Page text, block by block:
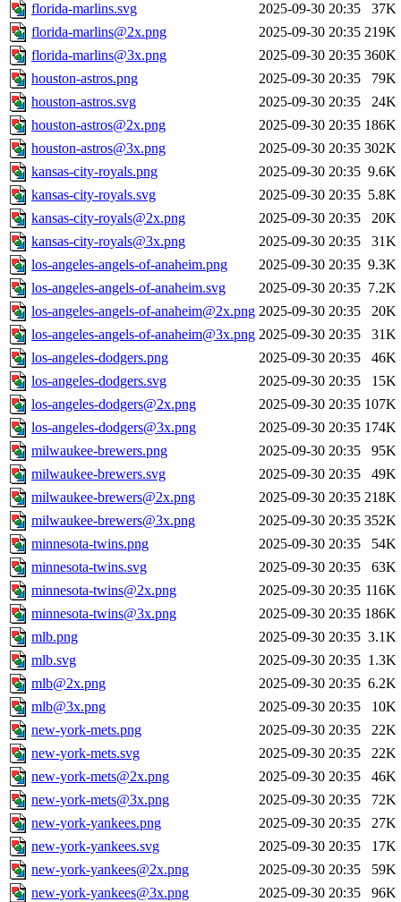
florida-marlins.svg
2025-09-30 20:35
37K
florida-marlins@2x.png
2025-09-30 20:35 219K
florida-marlins@3x.png
2025-09-30 20:35 360K
houston-astros.png
2025-09-30 20:35
79K
houston-astros.svg
2025-09-30 20:35
24K
houston-astros@2x.png
2025-09-30 20:35 186K
houston-astros@3x.png
2025-09-30 20:35 302K
kansas-city-royals.png
2025-09-30 20:35 9.6K
kansas-city-royals.svg
2025-09-30 20:35 5.8K
kansas-city-royals@2x.png
2025-09-30 20:35
20K
kansas-city-royals@3x.png
2025-09-30 20:35
31K
los-angeles-angels-of-anaheim.png
2025-09-30 20:35 9.3K
los-angeles-angels-of-anaheim.svg
2025-09-30 20:35 7.2K
los-angeles-angels-of-anaheim@2x.png 2025-09-30 20:35
20K
los-angeles-angels-of-anaheim@3x.png 2025-09-30 20:35
31K
los-angeles-dodgers.png
2025-09-30 20:35
46K
los-angeles-dodgers.svg
2025-09-30 20:35
15K
los-angeles-dodgers@2x.png
2025-09-30 20:35 107K
los-angeles-dodgers@3x.png
2025-09-30 20:35 174K
milwaukee-brewers.png
2025-09-30 20:35
95K
milwaukee-brewers.svg
2025-09-30 20:35
49K
milwaukee-brewers@2x.png
2025-09-30 20:35 218K
milwaukee-brewers@3x.png
2025-09-30 20:35 352K
minnesota-twins.png
2025-09-30 20:35
54K
minnesota-twins.svg
2025-09-30 20:35
63K
minnesota-twins@2x.png
2025-09-30 20:35 116K
minnesota-twins@3x.png
2025-09-30 20:35 186K
mlb.png
2025-09-30 20:35 3.1K
mlb.svg
2025-09-30 20:35 1.3K
mlb@2x.png
2025-09-30 20:35 6.2K
mlb@3x.png
2025-09-30 20:35
10K
new-york-mets.png
2025-09-30 20:35
22K
new-york-mets.svg
2025-09-30 20:35
22K
new-york-mets@2x.png
2025-09-30 20:35
46K
new-york-mets@3x.png
2025-09-30 20:35
72K
new-york-yankees.png
2025-09-30 20:35
27K
new-york-yankees.svg
2025-09-30 20:35
17K
new-york-yankees@2x.png
2025-09-30 20:35
59K
new-york-yankees@3x.png
2025-09-30 20:35
96K